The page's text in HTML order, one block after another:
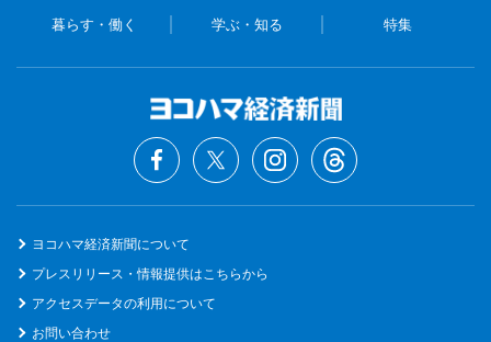
暮らす・働く 学ぶ・知る 特集
ヨコハマ経済新聞について
プレスリリース・情報提供はこちらから
アクセスデータの利用について
お問い合わせ